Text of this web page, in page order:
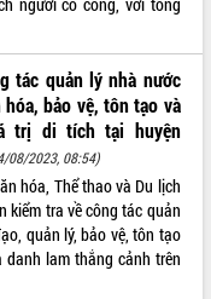
tác quản lý nhà nước
hóa, bảo vệ, tôn tạo và
trị di tích tại huyện
08/2023, 08:54)
hóa, Thể thao và Du lịch
kiểm tra về công tác quản
quản lý, bảo vệ, tôn tạo
lam thắng cảnh trên